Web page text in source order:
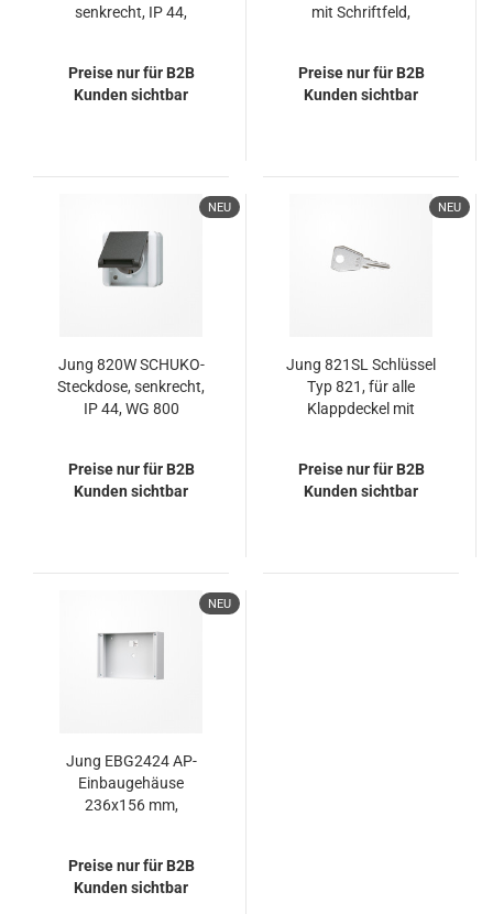
senkrecht, IP 44,
Preise nur für B2B
Kunden sichtbar
mit Schriftfeld,
44, WG 800
Preise nur für B2B
Kunden sichtbar
NEU
Jung 820W SCHUKO-
Steckdose, senkrecht,
IP 44, WG 800
Preise nur für B2B
Kunden sichtbar
NEU
Jung 821SL Schlüssel
Typ 821, für alle
Klappdeckel mit
Preise nur für B2B
Kunden sichtbar
NEU
Jung EBG2424 AP-
Einbaugehäuse
236x156 mm,
Preise nur für B2B
Kunden sichtbar